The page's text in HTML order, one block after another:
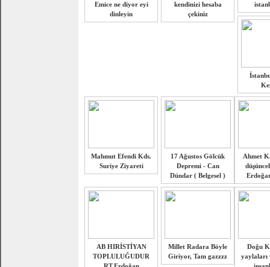
Emice ne diyor eyi
dinleyin
kendinizi hesaba
çekiniz
Mahmut Efendi Kds.
Suriye Ziyareti
17 Ağustos Gölcük
Depremi - Can
Dündar ( Belgesel )
Ahmet
AB HIRİSTİYAN
TOPLULUĞUDUR
Millet Radara Böyle
Giriyor, Tam gazzzz
Doğu
yaylaları